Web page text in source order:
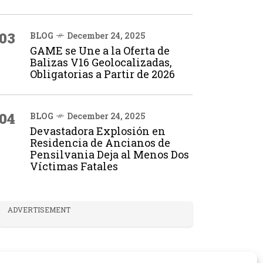
BLOG December 24, 2025
GAME se Une a la Oferta de
Balizas V16 Geolocalizadas,
Obligatorias a Partir de 2026
BLOG December 24, 2025
Devastadora Explosión en
Residencia de Ancianos de
Pensilvania Deja al Menos Dos
Víctimas Fatales
ADVERTISEMENT